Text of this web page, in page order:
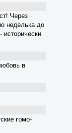
Через
неделька до
в
гомо-